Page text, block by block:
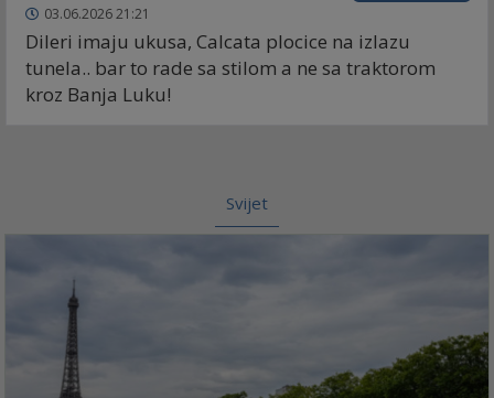
03.06.2026 21:21
Dileri imaju ukusa, Calcata plocice na izlazu
tunela.. bar to rade sa stilom a ne sa traktorom
kroz Banja Luku!
Svijet